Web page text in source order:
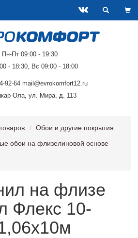
Пн-Пт 09:00 - 19:30
- 18:30, Вс 09:00 - 18:00
92-64 mail@evrokomfort12.ru
Ола, ул. Мира, д. 113
Обои и другие покрытия
обои на флизелиновой основе
на флизе
Флекс 10-